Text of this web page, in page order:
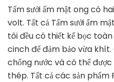
Tấm sưởi ấm mật ong có
volt. Tất cả Tấm sưởi ấm
tôi đều có thiết kế bọc
cinch để đảm bảo vừa
chống nước và có thể
thép. Tất cả các sản